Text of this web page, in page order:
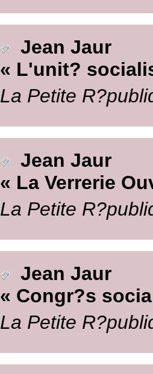
Jean Jaur
« L'unit?
La Petite
Jean Jaur
« La Verrerie
La Petite
Jean Jaur
« Congr?s
La Petite